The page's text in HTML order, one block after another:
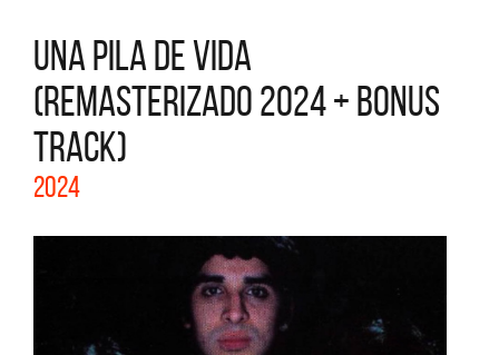
UNA PILA DE VIDA
(REMASTERIZADO 2024 + BONUS
TRACK)
2024